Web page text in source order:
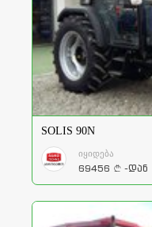
SOLIS 90N
იყიდება
69456 a -დან